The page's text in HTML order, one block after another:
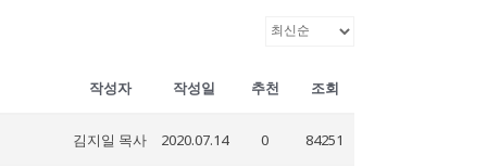
작성자 작성일 추천 조회
김지일 목사 2020.07.14 0 84251